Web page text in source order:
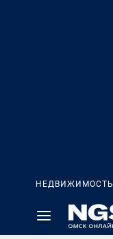
НЕДВИЖИМОСТЬ